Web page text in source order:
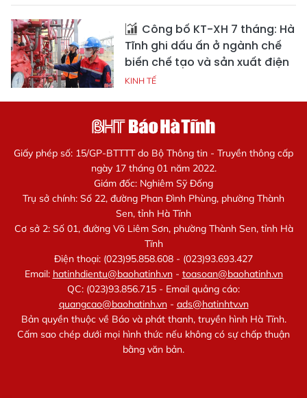
Công bố KT-XH 7 tháng: Hà
Tĩnh ghi dấu ấn ở ngành chế
biến chế tạo và sản xuất điện
KINH TẾ
Giấy phép số: 15/GP-BTTTT do Bộ Thông tin - Truyền thông cấp
ngày 17 tháng 01 năm 2022.
Giám đốc: Nghiêm Sỹ Đống
Trụ sở chính: Số 22, đường Phan Đình Phùng, phường Thành
Sen, tỉnh Hà Tĩnh
Cơ sở 2: Số 01, đường Võ Liêm Sơn, phường Thành Sen, tỉnh Hà
Tĩnh
Điện thoại: (023)95.858.608 - (023)93.693.427
Email: hatinhdientu@baohatinh.vn- toasoan@baohatinh.vn
QC: (023)93.856.715 - Email quảng cáo:
quangcao@baohatinh.vn- ads@hatinhtv.vn
Bản quyền thuộc về Báo và phát thanh, truyền hình Hà Tĩnh.
Cấm sao chép dưới mọi hình thức nếu không có sự chấp thuận
bằng văn bản.